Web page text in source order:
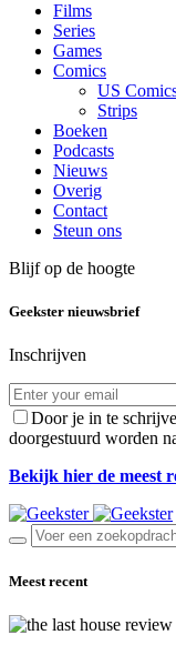
Films
Series
Games
Comics
US
Strips
Boeken
Podcasts
Nieuws
Overig
Contact
Steun ons
Blijf op de hoogte
Geekster nieuwsbrief
Inschrijven
Door je in te
doorgestuurd worden
Bekijk hier de meest
Meest recent